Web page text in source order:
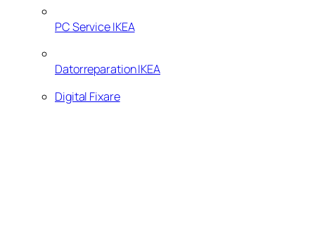
PC Service IKEA
Datorreparation IKEA
Digital Fixare